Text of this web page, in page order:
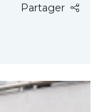
Partager